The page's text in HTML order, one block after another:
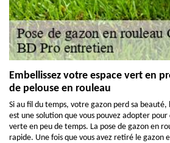
Embellissez votre espace vert en
de pelouse en rouleau
Si au fil du temps, votre gazon perd sa beauté,
est une solution que vous pouvez adopter pour
verte en peu de temps. La pose de gazon en
rapide. Une fois que vous avez retiré le gazon